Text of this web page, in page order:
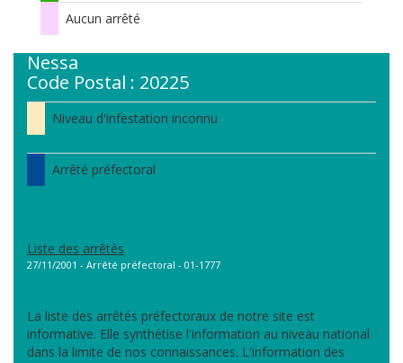
Aucun arrêté
Nessa
Code Postal : 20225
Niveau d'infestation inconnu
Arrêté préfectoral
Liste des arrêtés
27/11/2001 - Arrêté préfectoral - 01-1777
La liste des arrêtés préfectoraux de notre site est
informative. Elle synthétise l'information au niveau national
dans la limite de nos connaissances. L'information des